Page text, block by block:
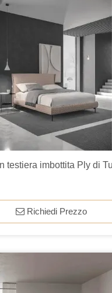
testiera imbottita Ply di
Richiedi Prezzo